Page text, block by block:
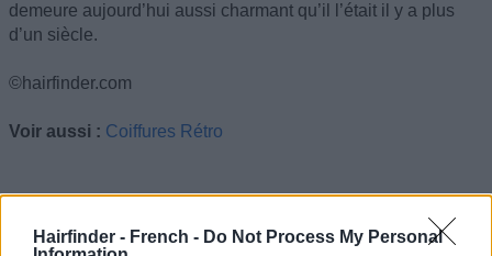
Hairfinder - French - Do Not Process My Personal
demeure aujourd’hui aussi charmant qu’il l’était il y a plus
d’un siècle.
©hairfinder.com
Voir aussi : Coiffures Rétro